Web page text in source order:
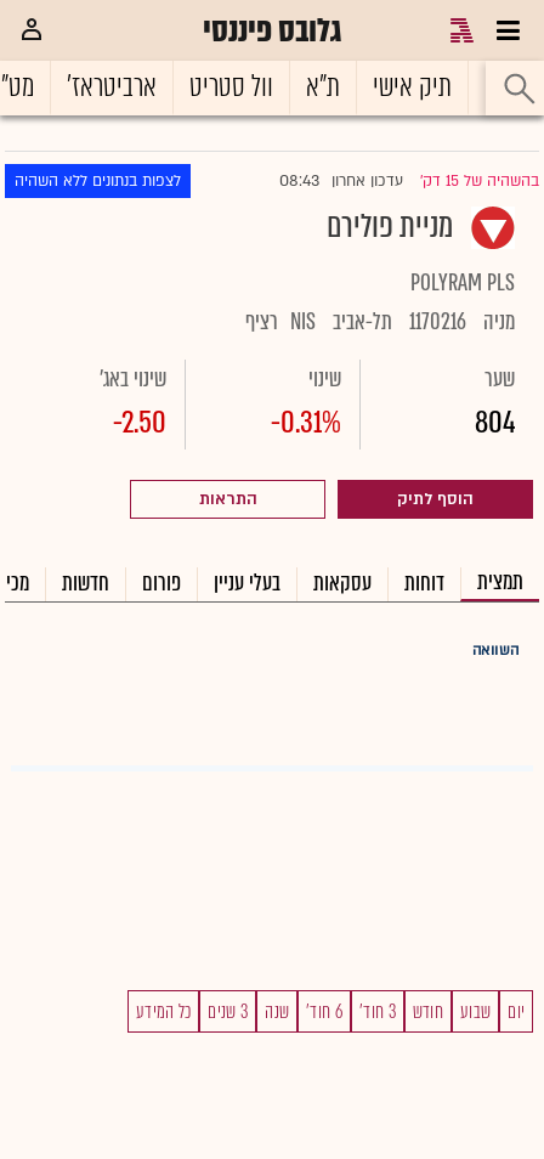
גלובס פיננסי
ראשי תיק אישי ת"א וול סטריט ארביטראז'
בהשהיה של 15 דק' |עדכון אחרון 08:43 לצפות בנתונים ללא השהיה
מניית פולירם
POLYRAM PLS
מניה 1170216 תל-אביב NIS רציף
שער
804
שינוי
-0.31%
שינוי באג'
-2.50
הוסף לתיק התראות
תמצית דוחות עסקאות בעלי עניין פורום חדשות
השוואה
יום שבוע חודש 3 חוד' 6 חוד' שנה 3 שנים כל המידע